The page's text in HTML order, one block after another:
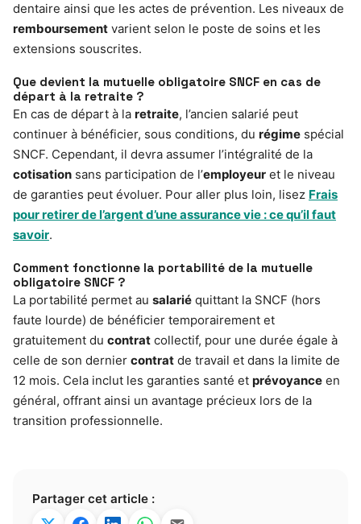
dentaire ainsi que les actes de prévention. Les niveaux de
remboursement varient selon le poste de soins et les
extensions souscrites.
Que devient la mutuelle obligatoire SNCF en cas de
départ à la retraite ?
En cas de départ à la retraite, l’ancien salarié peut
continuer à bénéficier, sous conditions, du régime spécial
SNCF. Cependant, il devra assumer l’intégralité de la
cotisation sans participation de l’employeur et le niveau
de garanties peut évoluer. Pour aller plus loin, lisez Frais
pour retirer de l’argent d’une assurance vie : ce qu’il faut
savoir.
Comment fonctionne la portabilité de la mutuelle
obligatoire SNCF ?
La portabilité permet au salarié quittant la SNCF (hors
faute lourde) de bénéficier temporairement et
gratuitement du contrat collectif, pour une durée égale à
celle de son dernier contrat de travail et dans la limite de
12 mois. Cela inclut les garanties santé et prévoyance en
général, offrant ainsi un avantage précieux lors de la
transition professionnelle.
Partager cet article :